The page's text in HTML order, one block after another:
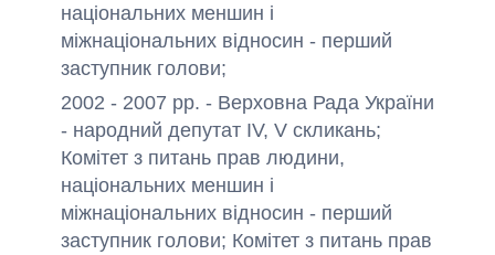
національних меншин і
міжнаціональних відносин - перший
заступник голови;
2002 - 2007 рр. - Верховна Рада України
- народний депутат IV, V скликань;
Комітет з питань прав людини,
національних меншин і
міжнаціональних відносин - перший
заступник голови; Комітет з питань прав